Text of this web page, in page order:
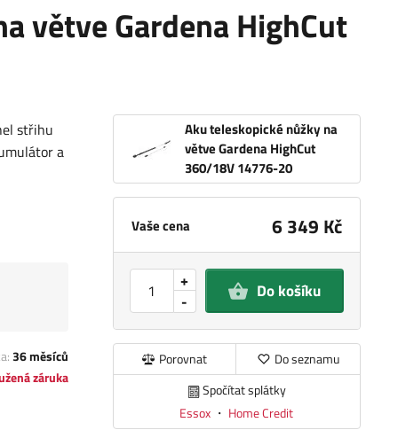
větve Gardena HighCut
Aku teleskopické nůžky na
větve Gardena HighCut
360/18V 14776-20
Vaše cena 6 349 Kč
-
+ Do košíku
Porovnat
Do seznamu
Spočítat splátky
Essox ・ Home Credit
střihu
a
36 měsíců
záruka